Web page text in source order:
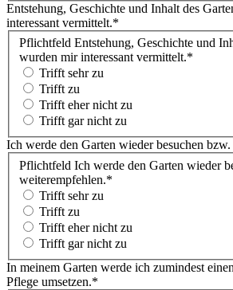
Entstehung, Geschichte und Inhalt des
interessant vermittelt.*
Pflichtfeld Entstehung, Geschichte und
wurden mir interessant vermittelt.*
Trifft sehr zu
Trifft zu
Trifft eher nicht zu
Trifft gar nicht zu
Ich werde den Garten wieder besuchen
Pflichtfeld Ich werde den Garten wieder
weiterempfehlen.*
Trifft sehr zu
Trifft zu
Trifft eher nicht zu
Trifft gar nicht zu
In meinem Garten werde ich zumindest
Pflege umsetzen.*